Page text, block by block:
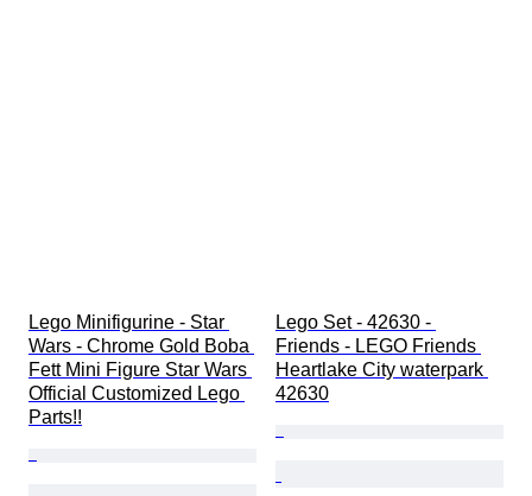
Lego Minifigurine - Star
Wars - Chrome Gold Boba
Fett Mini Figure Star Wars
Official Customized Lego
Parts!!
Lego Set - 42630 -
Friends - LEGO Friends
Heartlake City waterpark
42630